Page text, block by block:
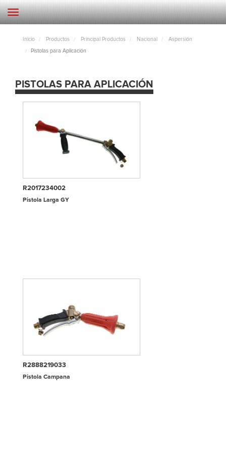
Inicio Productos Principal Productos Nacional Aspersión
Pistolas para Aplicación
PISTOLAS PARA APLICACIÓN
R2017234002
Pistola Larga GY
R2888219033
Pistola Campana